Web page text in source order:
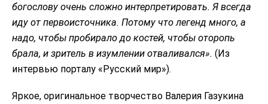
богослову очень сложно интерпретировать. Я всегда
иду от первоисточника. Потому что легенд много, а
надо, чтобы пробирало до костей, чтобы оторопь
брала, и зритель в изумлении отваливался». (Из
интервью порталу «Русский мир»).
Яркое, оригинальное творчество Валерия Газукина